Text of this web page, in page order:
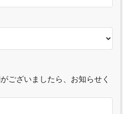
ございましたら、お知らせく